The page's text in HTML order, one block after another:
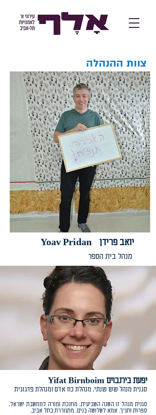
צוות ההנהלה
Yoav Pridan יואב פרידן
מנהל בית הספר
יפעת בירנבוים Yifat Birnboim
סגנית מנהל שש שנתי, מנהלת כח אדם ומנהלת פדגוגית
סגנית מנהל זו השנה השביעית, מחנכת ומורה למחשבת ישראל,
ספרות ותנ״ך. אמא לשלושה בנים, מתגוררת בתל אביב.